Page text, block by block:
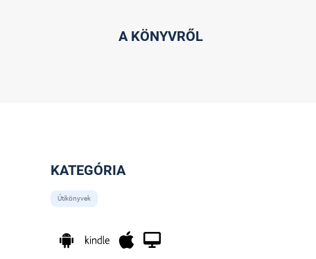
A KÖNYVRŐL
KATEGÓRIA
Útikönyvek